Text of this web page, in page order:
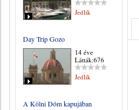
Jedlik
Day Trip Gozo
14 éve
Látták:676
Jedlik
A Kölni Dóm kapujában